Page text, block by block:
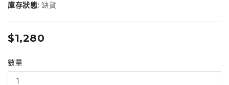
庫存狀態: 缺貨
$1,280
數量